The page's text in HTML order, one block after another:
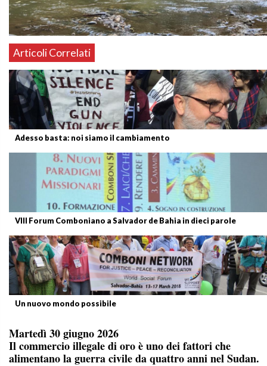
Articoli Correlati
Adesso basta: noi siamo il cambiamento
VIII Forum Comboniano a Salvador de Bahia in dieci parole
Un nuovo mondo possibile
Martedì 30 giugno 2026
Il commercio illegale di oro è uno dei fattori che
alimentano la guerra civile da quattro anni nel Sudan.